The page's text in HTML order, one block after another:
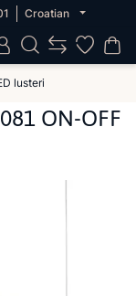
Croatian
lusteri
ON-OFF